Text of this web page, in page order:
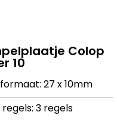
Colop
10
27 x 10mm
3 regels